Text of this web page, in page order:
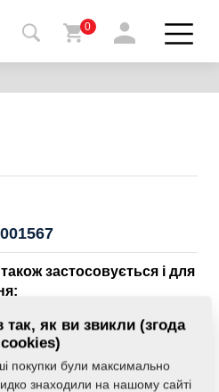
0
застосовується і для
0,0000 Кг
як ви звикли (згода
покупки були максимально
знаходили на нашому сайті